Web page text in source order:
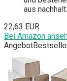
aus
22,63 EUR
Bei Amazon
Angebot